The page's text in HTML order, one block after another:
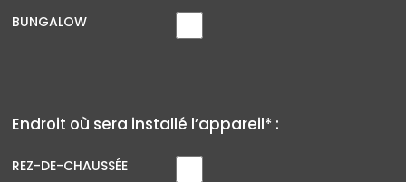
BUNGALOW
Endroit où sera installé l’appareil* :
REZ-DE-CHAUSSÉE